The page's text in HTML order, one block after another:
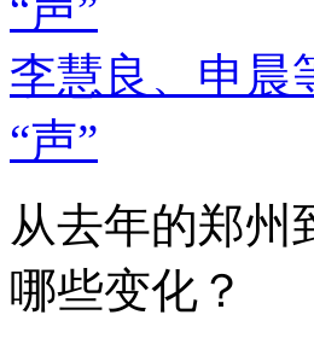
李慧良、申晨
“声”
从去年的郑州
哪些变化？